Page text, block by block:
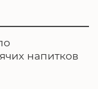
напитков